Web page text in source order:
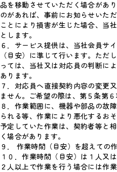
品を移動させていただく場合があ
のがあれば、事前にお知らせいた
ことにより損害が生じた場合、当
とします。
６．サービス提供は、当社会員サ
（目安）に準じて行います。ただ
っては、当社又は対応員の判断に
あります。
７．対応員へ直接契約内容の変更
ません。ご希望の際は、第５条第
８．作業範囲に、機器や部品の故
られる等、作業により悪化するお
予定していた作業は、契約者等と
く場合があります。
９． 作業時間（目安）を超えての
１０．作業時間（目安）は１人又
２人以上で作業を行う場合には作